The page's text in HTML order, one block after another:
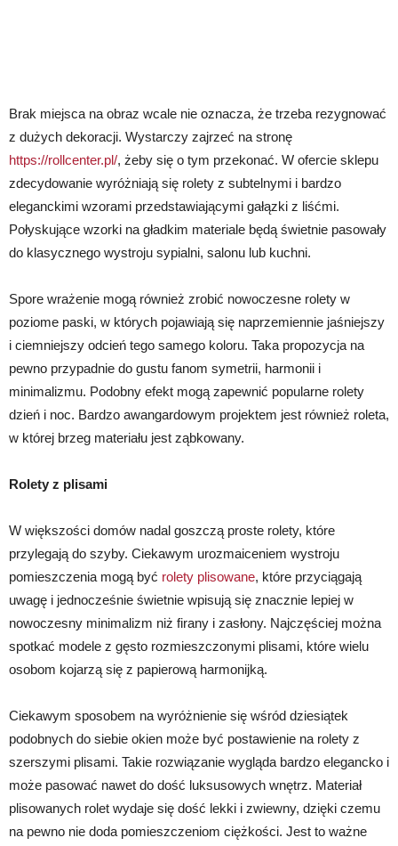
Brak miejsca na obraz wcale nie oznacza, że trzeba rezygnować
z dużych dekoracji. Wystarczy zajrzeć na stronę
https://rollcenter.pl/, żeby się o tym przekonać. W ofercie sklepu
zdecydowanie wyróżniają się rolety z subtelnymi i bardzo
eleganckimi wzorami przedstawiającymi gałązki z liśćmi.
Połyskujące wzorki na gładkim materiale będą świetnie pasowały
do klasycznego wystroju sypialni, salonu lub kuchni.
Spore wrażenie mogą również zrobić nowoczesne rolety w
poziome paski, w których pojawiają się naprzemiennie jaśniejszy
i ciemniejszy odcień tego samego koloru. Taka propozycja na
pewno przypadnie do gustu fanom symetrii, harmonii i
minimalizmu. Podobny efekt mogą zapewnić popularne rolety
dzień i noc. Bardzo awangardowym projektem jest również roleta,
w której brzeg materiału jest ząbkowany.
Rolety z plisami
W większości domów nadal goszczą proste rolety, które
przylegają do szyby. Ciekawym urozmaiceniem wystroju
pomieszczenia mogą być rolety plisowane, które przyciągają
uwagę i jednocześnie świetnie wpisują się znacznie lepiej w
nowoczesny minimalizm niż firany i zasłony. Najczęściej można
spotkać modele z gęsto rozmieszczonymi plisami, które wielu
osobom kojarzą się z papierową harmonijką.
Ciekawym sposobem na wyróżnienie się wśród dziesiątek
podobnych do siebie okien może być postawienie na rolety z
szerszymi plisami. Takie rozwiązanie wygląda bardzo elegancko i
może pasować nawet do dość luksusowych wnętrz. Materiał
plisowanych rolet wydaje się dość lekki i zwiewny, dzięki czemu
na pewno nie doda pomieszczeniom ciężkości. Jest to ważne